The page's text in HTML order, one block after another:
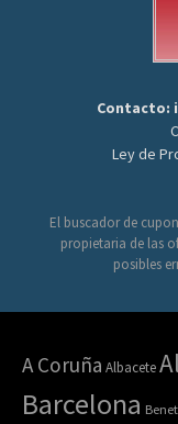
Contacto:
Ley de
El buscador de
propietaria de las
posibles
A Coruña Albacete
Barcelona